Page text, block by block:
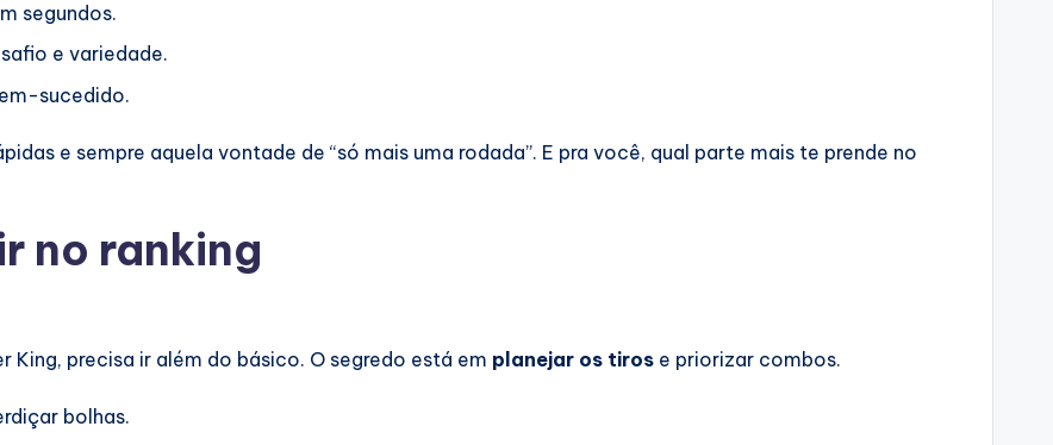
segundos.
e variedade.
sucedido.
e sempre aquela vontade de “só mais uma rodada”. E pra você, qual parte mais te prende no
no ranking
King, precisa ir além do básico. O segredo está em planejar os tiros e priorizar combos.
bolhas.